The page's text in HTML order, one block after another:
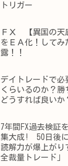
トリガー
ＦＸ 【異国の天
をＥＡ化！してみ
露！！
デイトレードで必
くらいるのか？勝
どうすれば良いか
7年間FX過去検証
集大成! 50日後
読解力が爆上がり
全裁量トレード」